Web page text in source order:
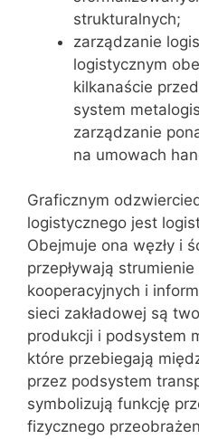
strukturalnych;
zarządzanie
logistycznym
kilkanaście
system
zarządzanie
na umowach
Graficznym
logistycznego jest
Obejmuje ona węzły i
przepływają
kooperacyjnych i
sieci zakładowej są
produkcji i podsystem
które przebiegają
przez podsystem
symbolizują funkcję
fizycznego